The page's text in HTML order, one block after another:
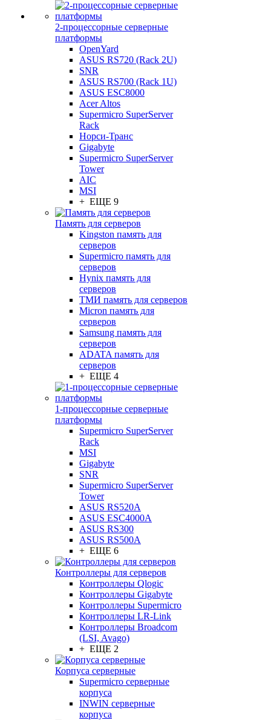
2-процессорные серверные
платформы
OpenYard
ASUS RS720 (Rack 2U)
SNR
ASUS RS700 (Rack 1U)
ASUS ESC8000
Acer Altos
Supermicro SuperServer
Rack
Норси-Транс
Gigabyte
Supermicro SuperServer
Tower
AIC
MSI
+ ЕЩЕ 9
Память для серверов
Kingston память для
серверов
Supermicro память для
серверов
Hynix память для
серверов
ТМИ память для серверов
Micron память для
серверов
Samsung память для
серверов
ADATA память для
серверов
+ ЕЩЕ 4
1-процессорные серверные
платформы
Supermicro SuperServer
Rack
MSI
Gigabyte
SNR
Supermicro SuperServer
Tower
ASUS RS520A
ASUS ESC4000A
ASUS RS300
ASUS RS500A
+ ЕЩЕ 6
Контроллеры для серверов
Контроллеры Qlogic
Контроллеры Gigabyte
Контроллеры Supermicro
Контроллеры LR-Link
Контроллеры Broadcom
(LSI, Avago)
+ ЕЩЕ 2
Корпуса серверные
Supermicro серверные
корпуса
INWIN серверные
корпуса